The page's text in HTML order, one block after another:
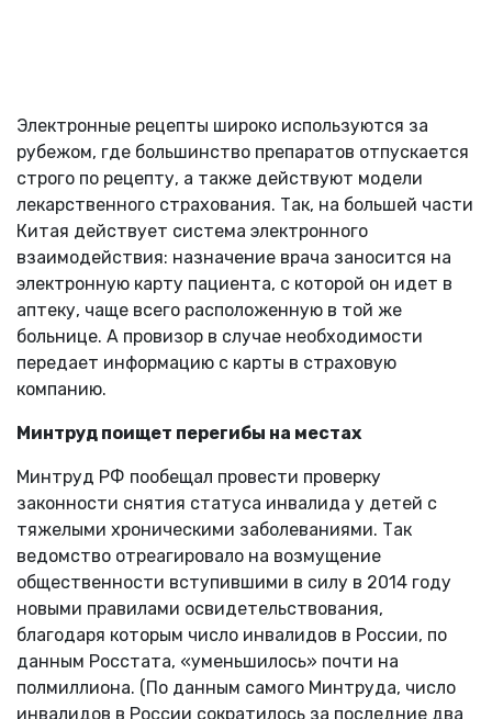
Электронные рецепты широко используются за
рубежом, где большинство препаратов отпускается
строго по рецепту, а также действуют модели
лекарственного страхования. Так, на большей части
Китая действует система электронного
взаимодействия: назначение врача заносится на
электронную карту пациента, с которой он идет в
аптеку, чаще всего расположенную в той же
больнице. А провизор в случае необходимости
передает информацию с карты в страховую
компанию.
Минтруд поищет перегибы на местах
Минтруд РФ пообещал провести проверку
законности снятия статуса инвалида у детей с
тяжелыми хроническими заболеваниями. Так
ведомство отреагировало на возмущение
общественности вступившими в силу в 2014 году
новыми правилами освидетельствования,
благодаря которым число инвалидов в России, по
данным Росстата, «уменьшилось» почти на
полмиллиона. (По данным самого Минтруда, число
инвалидов в России сократилось за последние два